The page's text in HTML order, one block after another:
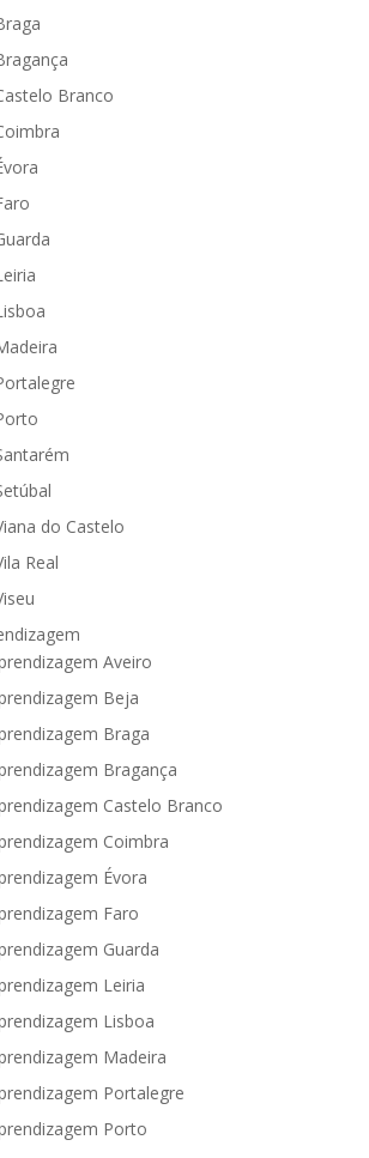
Branco
do Castelo
Real
Aveiro
Beja
Braga
Bragança
Castelo Branco
Coimbra
Évora
Faro
Guarda
Leiria
Lisboa
Madeira
Portalegre
Porto